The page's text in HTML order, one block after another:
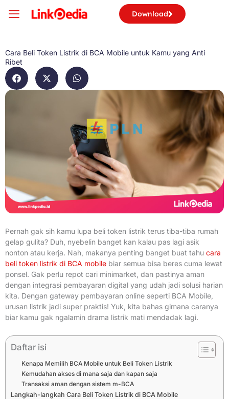
Download
Cara Beli Token Listrik di BCA Mobile untuk Kamu yang Anti
Ribet
Pernah gak sih kamu lupa beli token listrik terus tiba-tiba rumah
gelap gulita? Duh, nyebelin banget kan kalau pas lagi asik
nonton atau kerja. Nah, makanya penting banget buat tahu cara
beli token listrik di BCA mobile biar semua bisa beres cuma lewat
ponsel. Gak perlu repot cari minimarket, dan pastinya aman
dengan integrasi pembayaran digital yang udah jadi solusi harian
kita. Dengan gateway pembayaran online seperti BCA Mobile,
urusan listrik jadi super praktis! Yuk, kita bahas gimana caranya
biar kamu gak ngalamin drama listrik mati mendadak lagi.
Daftar isi
Kenapa Memilih BCA Mobile untuk Beli Token Listrik
Kemudahan akses di mana saja dan kapan saja
Transaksi aman dengan sistem m-BCA
Langkah-langkah Cara Beli Token Listrik di BCA Mobile